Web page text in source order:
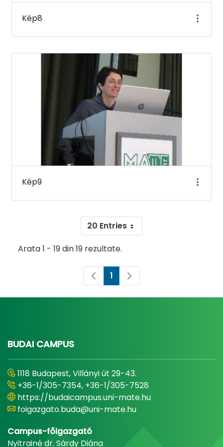
Kép8
Kép9
20 Entries
Arata 1 - 19 din 19 rezultate.
Pagina
1
BUDAI CAMPUS
1118 Budapest, Villányi út 29-43.
+36-1/305-7354, +36-1/305-7528
https://budaicampus.uni-mate.hu
foigazgato.buda@uni-mate.hu
Campus-főigazgató
Nyitrainé dr. Sárdy Diána